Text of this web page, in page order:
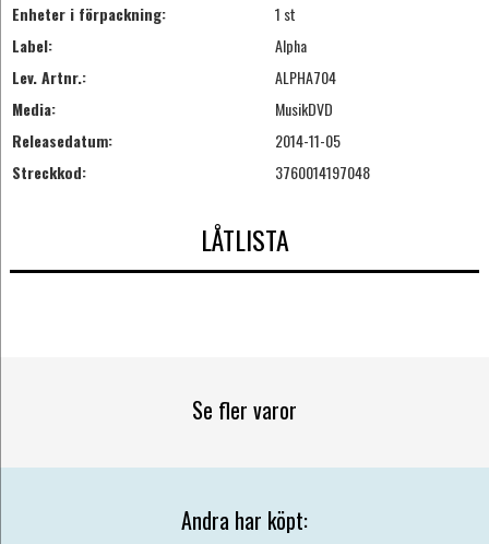
Enheter i förpackning:
1 st
Label:
Alpha
Lev. Artnr.:
ALPHA704
Media:
MusikDVD
Releasedatum:
2014-11-05
Streckkod:
3760014197048
LÅTLISTA
Se fler varor
Andra har köpt: